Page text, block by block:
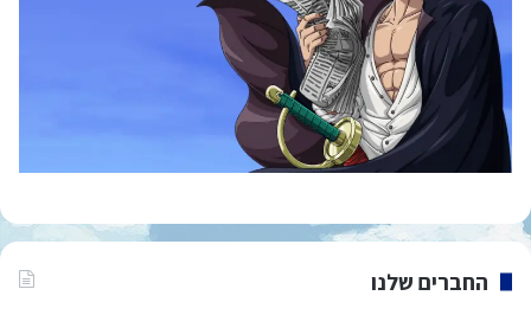
החברים שלנו